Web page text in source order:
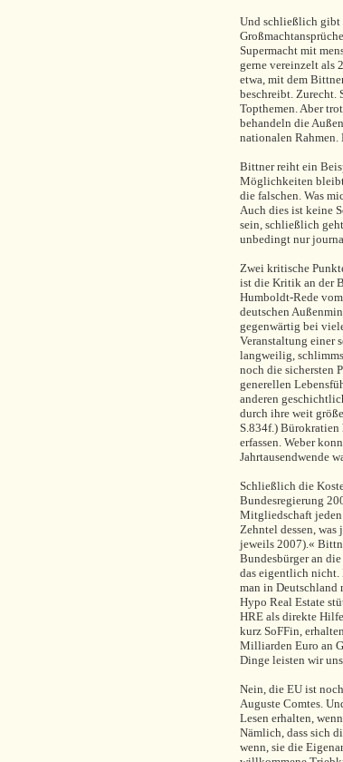
Und schließlich gibt
Supermacht mit
gerne vereinzelt als
etwa, mit dem
beschreibt. Zurecht.
Topthemen. Aber
behandeln die
nationalen Rahmen.
Bittner reiht ein
Möglichkeiten
die falschen. Was
Auch dies ist keine
sein, schließlich
unbedingt nur
Zwei kritische
ist die Kritik an der
Humboldt-Rede
deutschen
gegenwärtig bei
Veranstaltung einer
langweilig,
noch die sichersten
generellen
anderen
durch ihre weit
S.834f.) Bürokratien
erfassen. Weber
Jahrtausendwende
Schließlich die
Bundesregierung
Mitgliedschaft jeden
Zehntel dessen,
jeweils 2007).«
Bundesbürger an
das eigentlich nicht.
man in
Hypo Real Estate
HRE als direkte
kurz SoFFin,
Milliarden Euro an
Dinge leisten wir
Nein, die EU ist
Auguste Comtes.
Lesen erhalten,
Nämlich, dass sich
wenn, sie die